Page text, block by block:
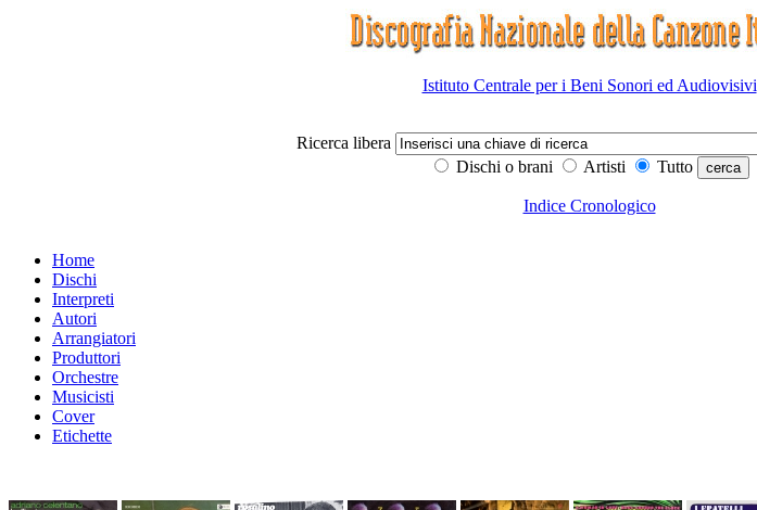
Istituto Centrale per i Beni Sonori ed Audiovisivi
Ricerca libera
Dischi o brani
Artisti Tutto
Indice Cronologico
Home
Dischi
Interpreti
Autori
Arrangiatori
Produttori
Orchestre
Musicisti
Cover
Etichette